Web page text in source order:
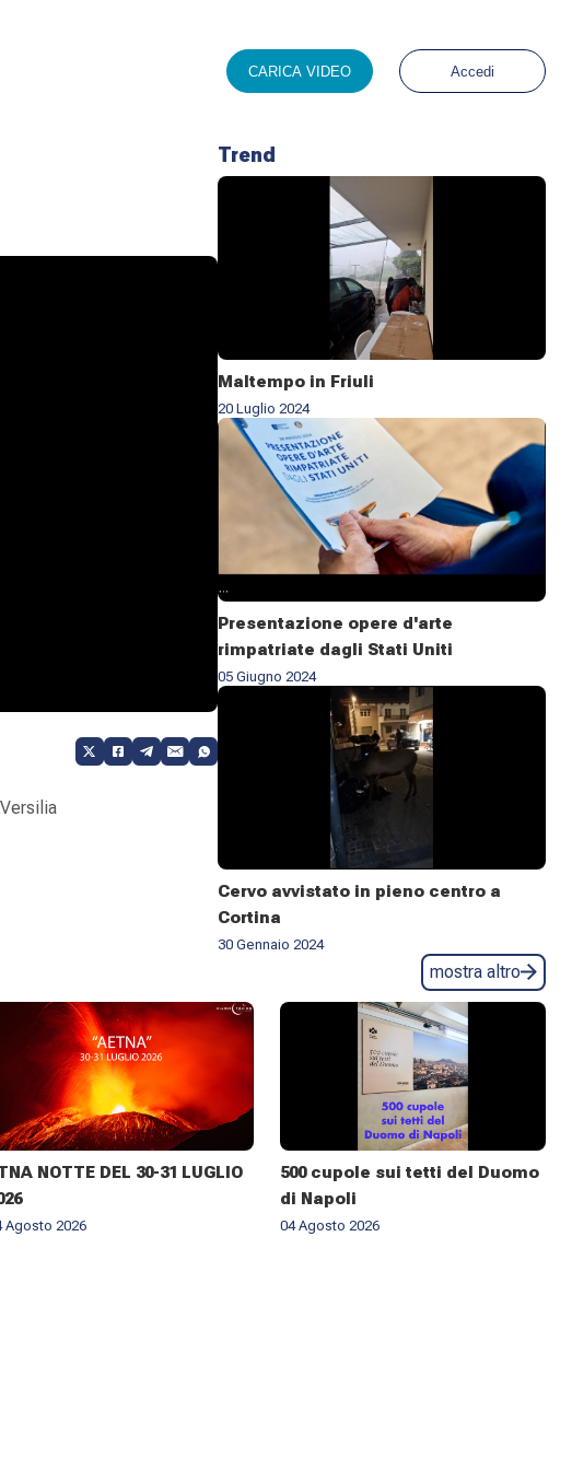
CARICA VIDEO Accedi
Trend
Maltempo in Friuli
20 Luglio 2024
Presentazione opere d'arte
rimpatriate dagli Stati Uniti
05 Giugno 2024
Cervo avvistato in pieno centro a
Cortina
30 Gennaio 2024
mostra altro
NOTTE DEL 30-31 LUGLIO
Agosto 2026
500 cupole sui tetti del Duomo
di Napoli
04 Agosto 2026